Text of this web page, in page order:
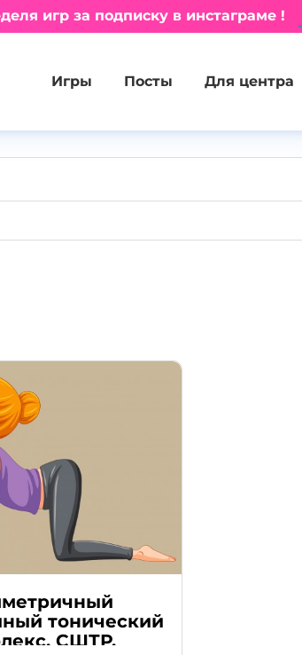
игр за подписку в инстаграме !
Игры Посты Для центра
тонический
СШТР.